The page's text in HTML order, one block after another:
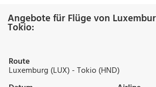
Angebote für Flüge von
Tokio:
Route
Luxemburg (LUX) - Tokio (HND)